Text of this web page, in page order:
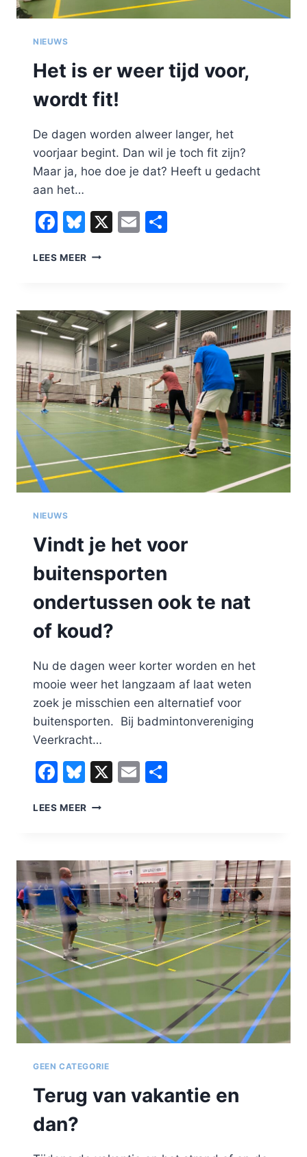
NIEUWS
Het is er weer tijd voor,
wordt fit!
De dagen worden alweer langer, het
voorjaar begint. Dan wil je toch fit zijn?
Maar ja, hoe doe je dat? Heeft u gedacht
aan het…
Facebook
Bluesky
X Email
LEES MEER HET
TIJD
VOOR,
WORDT
FIT!
NIEUWS
Vindt je het voor
buitensporten
ondertussen ook te nat
of koud?
Nu de dagen weer korter worden en het
mooie weer het langzaam af laat weten
zoek je misschien een alternatief voor
buitensporten. Bij badmintonvereniging
Veerkracht…
Facebook
Bluesky
X Email
LEES MEER VINDT
BUITENSPORTEN
ONDERTUSSEN
OOK
TE
NAT
OF
KOUD?
GEEN CATEGORIE
Terug van vakantie en
dan?